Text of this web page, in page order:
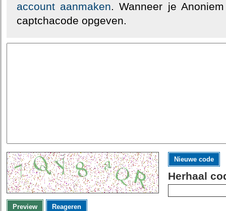
account aanmaken. Wanneer je
captchacode opgeven.
Nieuwe code
Herhaal
Preview Reageren